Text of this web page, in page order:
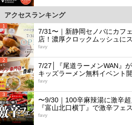
アクセスランキング
1
7/31〜｜新静岡セノバにカフ
店！濃厚クロックムッシュに
favy
2
7/27│『尾道ラーメンWAN』
キッズラーメン無料イベント
favy
3
〜9/30｜100辛麻辣湯に激辛超
『富山北口横丁』で激辛フェ
favy